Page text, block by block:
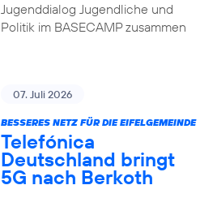
Jugenddialog Jugendliche und
Politik im BASECAMP zusammen
07. Juli 2026
BESSERES NETZ FÜR DIE EIFELGEMEINDE
Telefónica
Deutschland bringt
5G nach Berkoth